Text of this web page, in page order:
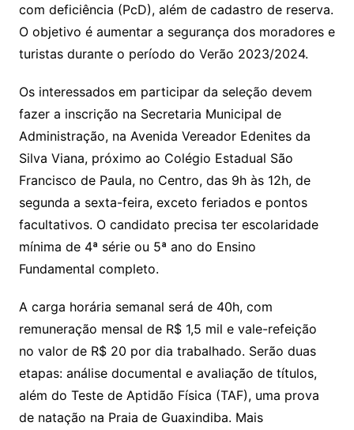
com deficiência (PcD), além de cadastro de reserva.
O objetivo é aumentar a segurança dos moradores e
turistas durante o período do Verão 2023/2024.
Os interessados em participar da seleção devem
fazer a inscrição na Secretaria Municipal de
Administração, na Avenida Vereador Edenites da
Silva Viana, próximo ao Colégio Estadual São
Francisco de Paula, no Centro, das 9h às 12h, de
segunda a sexta-feira, exceto feriados e pontos
facultativos. O candidato precisa ter escolaridade
mínima de 4ª série ou 5ª ano do Ensino
Fundamental completo.
A carga horária semanal será de 40h, com
remuneração mensal de R$ 1,5 mil e vale-refeição
no valor de R$ 20 por dia trabalhado. Serão duas
etapas: análise documental e avaliação de títulos,
além do Teste de Aptidão Física (TAF), uma prova
de natação na Praia de Guaxindiba. Mais